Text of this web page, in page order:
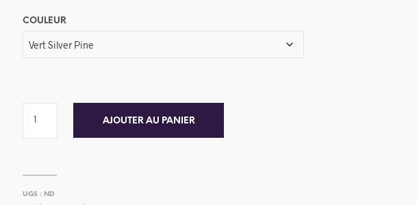
COULEUR
AJOUTER AU PANIER
UGS : ND